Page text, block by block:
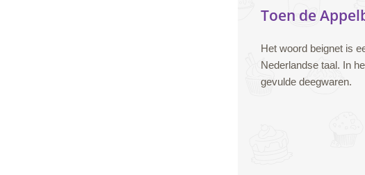
Toen de
Het woord beignet is
Nederlandse taal. In
gevulde deegwaren.